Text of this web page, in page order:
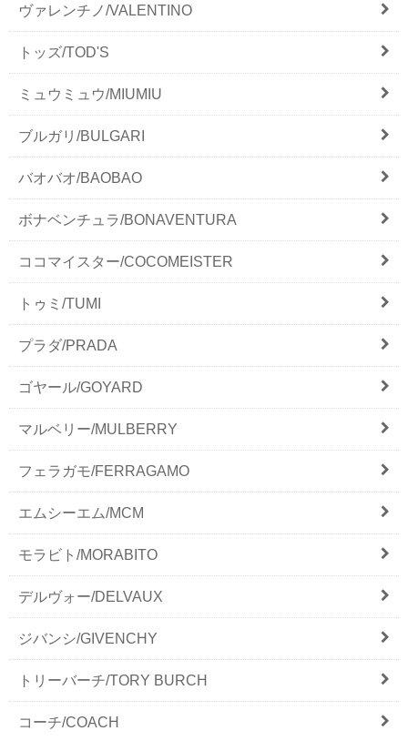
ヴァレンチノ/VALENTINO
トッズ/TOD'S
ミュウミュウ/MIUMIU
ブルガリ/BULGARI
バオバオ/BAOBAO
ボナベンチュラ/BONAVENTURA
ココマイスター/COCOMEISTER
トゥミ/TUMI
プラダ/PRADA
ゴヤール/GOYARD
マルベリー/MULBERRY
フェラガモ/FERRAGAMO
エムシーエム/MCM
モラビト/MORABITO
デルヴォー/DELVAUX
ジバンシ/GIVENCHY
トリーバーチ/TORY BURCH
コーチ/COACH